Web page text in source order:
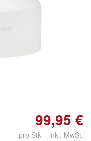
99,95 €
pro Stk inkl. MwSt.